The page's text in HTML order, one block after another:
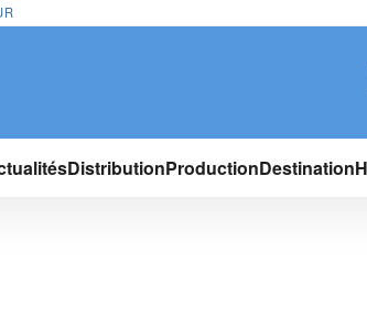
DistributionProductionDestination